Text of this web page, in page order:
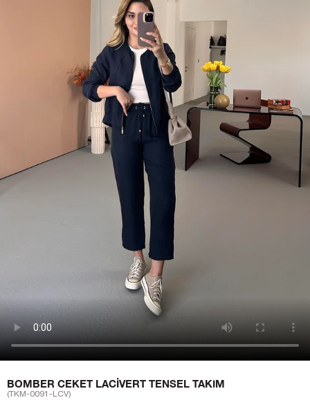
BOMBER CEKET LACIVERT TENSEL TAKIM
(TKM-0091-LCV)